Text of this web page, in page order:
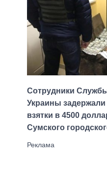
Сотрудники
Украины
взятки в 4500
Сумского